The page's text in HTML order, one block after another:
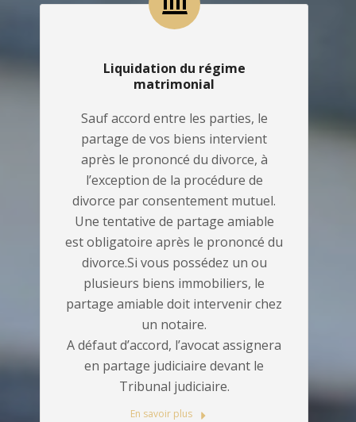
Liquidation du régime
matrimonial
Sauf accord entre les parties, le
partage de vos biens intervient
après le prononcé du divorce, à
l’exception de la procédure de
divorce par consentement mutuel.
Une tentative de partage amiable
est obligatoire après le prononcé du
divorce.Si vous possédez un ou
plusieurs biens immobiliers, le
partage amiable doit intervenir chez
un notaire.
A défaut d’accord, l’avocat assignera
en partage judiciaire devant le
Tribunal judiciaire.
En savoir plus